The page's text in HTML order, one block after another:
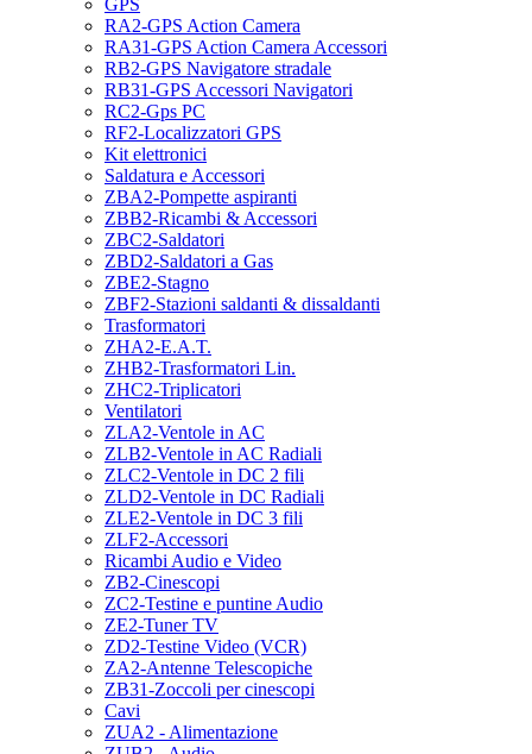
GPS
RA2-GPS Action Camera
RA31-GPS Action Camera Accessori
RB2-GPS Navigatore stradale
RB31-GPS Accessori Navigatori
RC2-Gps PC
RF2-Localizzatori GPS
Kit elettronici
Saldatura e Accessori
ZBA2-Pompette aspiranti
ZBB2-Ricambi & Accessori
ZBC2-Saldatori
ZBD2-Saldatori a Gas
ZBE2-Stagno
ZBF2-Stazioni saldanti & dissaldanti
Trasformatori
ZHA2-E.A.T.
ZHB2-Trasformatori Lin.
ZHC2-Triplicatori
Ventilatori
ZLA2-Ventole in AC
ZLB2-Ventole in AC Radiali
ZLC2-Ventole in DC 2 fili
ZLD2-Ventole in DC Radiali
ZLE2-Ventole in DC 3 fili
ZLF2-Accessori
Ricambi Audio e Video
ZB2-Cinescopi
ZC2-Testine e puntine Audio
ZE2-Tuner TV
ZD2-Testine Video (VCR)
ZA2-Antenne Telescopiche
ZB31-Zoccoli per cinescopi
Cavi
ZUA2 - Alimentazione